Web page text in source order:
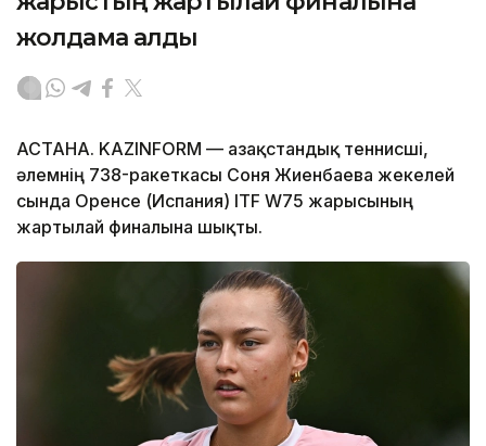
жолдама алды
АСТАНА. KAZINFORM — Қазақстандық теннисші,
әлемнің 738-ракеткасы Соня Жиенбаева жекелей
сында Оренсе (Испания) ITF W75 жарысының
жартылай финалына шықты.